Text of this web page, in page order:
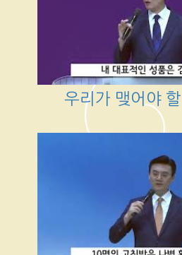
우리가 맺어야